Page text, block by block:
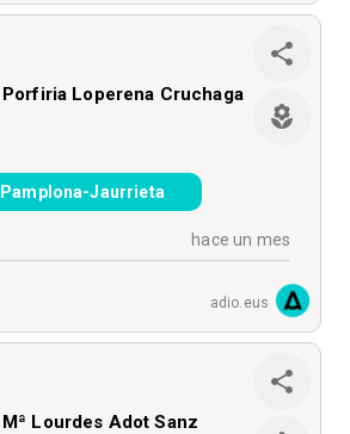
Porfiria Loperena Cruchaga
Pamplona-Jaurrieta
hace un mes
adio.eus
Mª Lourdes Adot Sanz